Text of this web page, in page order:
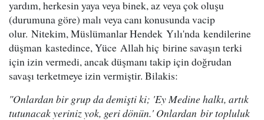
yardım, herkesin yaya veya binek, az veya çok oluşu
(durumuna göre) malı veya canı konusunda vacip
olur. Nitekim, Müslümanlar Hendek Yılı'nda kendilerine
düşman kastedince, Yüce Allah hiç birine savaşın terki
için izin vermedi, ancak düşmanı takip için doğrudan
savaşı terketmeye izin vermiştir. Bilakis:
"Onlardan bir grup da demişti ki; 'Ey Medine halkı, artık
tutunacak yeriniz yok, geri dönün.' Onlardan bir topluluk